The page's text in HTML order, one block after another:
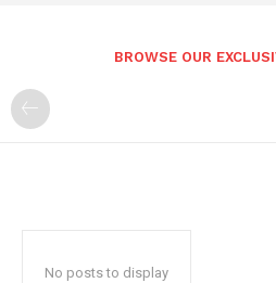
BROWSE OUR
No posts to display